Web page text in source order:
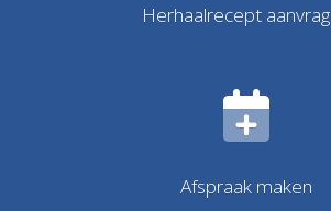
Herhaalrecept
Afspraak maken